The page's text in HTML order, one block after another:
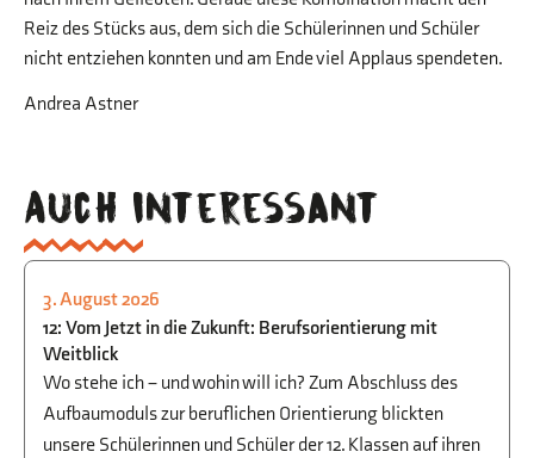
Reiz des Stücks aus, dem sich die Schülerinnen und Schüler
nicht entziehen konnten und am Ende viel Applaus spendeten.
Andrea Astner
Auch interessant
STUDIEN- UND BERUFSORIENTIERUNG
3. August 2026
12: Vom Jetzt in die Zukunft: Berufsorientierung mit
Weitblick
Wo stehe ich – und wohin will ich? Zum Abschluss des
Aufbaumoduls zur beruflichen Orientierung blickten
unsere Schülerinnen und Schüler der 12. Klassen auf ihren